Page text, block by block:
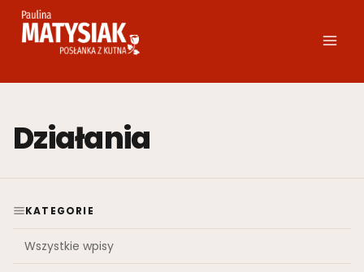
Przejdź
Działania
KATEGORIE
Wszystkie wpisy